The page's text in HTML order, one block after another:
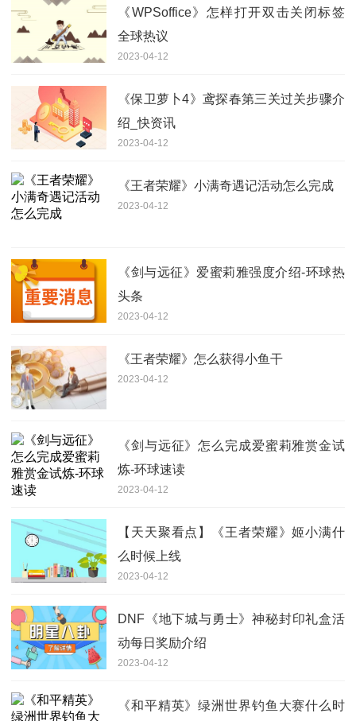
《WPSoffice》怎样打开双击关闭标签
全球热议
2023-04-12
《保卫萝卜4》鸢探春第三关过关步骤介
绍_快资讯
2023-04-12
《王者荣耀》小满奇遇记活动怎么完成
2023-04-12
《剑与远征》爱蜜莉雅强度介绍-环球热
头条
2023-04-12
《王者荣耀》怎么获得小鱼干
2023-04-12
《剑与远征》怎么完成爱蜜莉雅赏金试
炼-环球速读
2023-04-12
【天天聚看点】《王者荣耀》姬小满什
么时候上线
2023-04-12
DNF《地下城与勇士》神秘封印礼盒活
动每日奖励介绍
2023-04-12
《和平精英》绿洲世界钓鱼大赛什么时